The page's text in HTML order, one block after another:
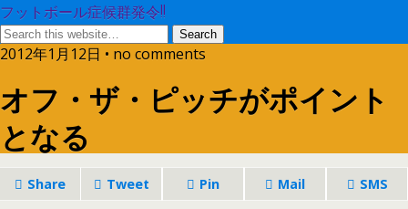
フットボール症候群発令!!
2012年1月12日 • no comments
オフ・ザ・ピッチがポイント
となる
Share Tweet Pin Mail SMS